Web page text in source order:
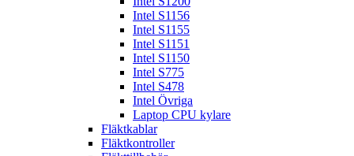
Intel S1156
Intel S1155
Intel S1151
Intel S1150
Intel S775
Intel S478
Intel Övriga
Laptop CPU kylare
Fläktkablar
Fläktkontroller